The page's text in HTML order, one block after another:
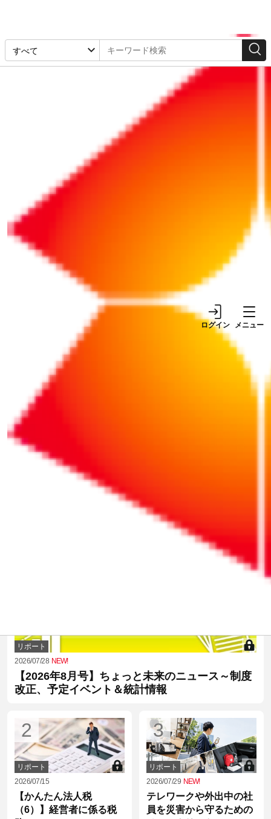
ログイン メニュー
「財務諸表」の検索結果
リポート
2026/06/03
【財務分析】 PLやBSの
「見える化」で業種ごと
の特徴を分析しよう
【新人経理必見】 現金の
出入りが一目でわかる キ
ャッシュフロー計算書を
なぜ、「試算表」を作成
すると金融機関と良好な
関係が築けるのか？
【新人経理必見】 損益計
算書と貸借対照表の基本
リポート
2026/07/28 NEW!
【2026年8月号】ちょっと未来のニュース～制度
改正、予定イベント＆統計情報
2
リポート
2026/07/15
【かんたん法人税
（6）】経営者に係る税
3
リポート
2026/07/29 NEW!
テレワークや外出中の社
員を災害から守るための